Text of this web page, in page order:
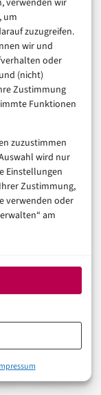
verwenden wir
um
zuzugreifen.
wir und
oder
(nicht)
Zustimmung
Funktionen
zuzustimmen
wird nur
Einstellungen
Zustimmung,
verwenden oder
am
jetzt
Allheilmittel,
Trading-
mit
mit einer
Jahren
investieren.
Forest,
– zu Ihrer
Verfahren wirklich